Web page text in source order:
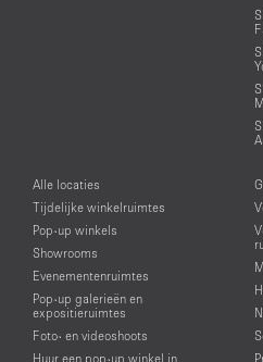
Alle locaties
Tijdelijke winkelruimtes
Pop-up winkels
Showrooms
Evenementenruimtes
Pop-up galerieën en
expositieruimtes
Foto- en videoshoots
Huur een pop-up winkel in